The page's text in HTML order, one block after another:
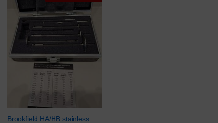
Brookfield HA/HB stainless